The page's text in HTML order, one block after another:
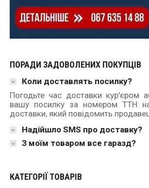
ПОРАДИ ЗАДОВОЛЕНИХ ПОКУПЦІВ
Коли доставлять посилку?
Погодьте час доставки кур'єром
вашу посилку за номером ТТН
доставки, який повідомить
Надійшло SMS про доставку?
З моїм товаром все гаразд?
КАТЕГОРІЇ ТОВАРІВ